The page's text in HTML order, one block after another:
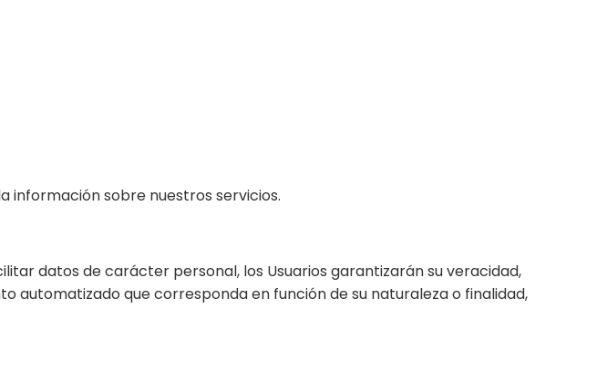
información sobre nuestros servicios.
datos de carácter personal, los Usuarios garantizarán su veracidad,
automatizado que corresponda en función de su naturaleza o finalidad,